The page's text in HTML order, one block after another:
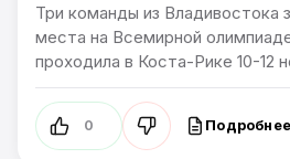
Три команды из Владивостока
места на Всемирной
проходила в Коста-Рике 10-12
0 Подробнее